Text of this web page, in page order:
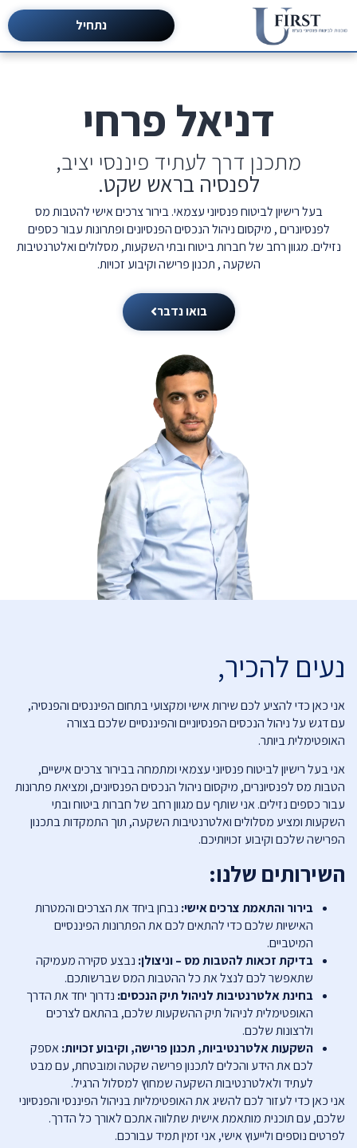
נתחיל
דניאל פרחי
מתכנן דרך לעתיד פיננסי יציב,
לפנסיה בראש שקט.
בעל רישיון לביטוח פנסיוני עצמאי. בירור צרכים אישי להטבות מס
לפנסיונרים , מיקסום ניהול הנכסים הפנסיונים ופתרונות עבור כספים
נזילים. מגוון רחב של חברות ביטוח ובתי השקעות, מסלולים ואלטרנטיבות
השקעה , תכנון פרישה וקיבוע זכויות.
בואו נדבר
נעים להכיר,
אני כאן כדי להציע לכם שירות אישי ומקצועי בתחום הפיננסים והפנסיה,
עם דגש על ניהול הנכסים הפנסיוניים והפיננסיים שלכם בצורה
האופטימלית ביותר.
אני בעל רישיון לביטוח פנסיוני עצמאי ומתמחה בבירור צרכים אישיים,
הטבות מס לפנסיונרים, מיקסום ניהול הנכסים הפנסיונים, ומציאת פתרונות
עבור כספים נזילים. אני שותף עם מגוון רחב של חברות ביטוח ובתי
השקעות ומציע מסלולים ואלטרנטיבות השקעה, תוך התמקדות בתכנון
הפרישה שלכם וקיבוע זכויותיכם.
השירותים שלנו:
בירור והתאמת צרכים אישי: נבחן ביחד את הצרכים והמטרות
האישיות שלכם כדי להתאים לכם את הפתרונות הפיננסיים
המיטביים.
בדיקת זכאות להטבות מס – וניצולן: נבצע סקירה מעמיקה
שתאפשר לכם לנצל את כל ההטבות המס שברשותכם.
בחינת אלטרנטיבות לניהול תיק הנכסים: נדרוך יחד את הדרך
האופטימלית לניהול תיק ההשקעות שלכם, בהתאם לצרכים
ולרצונות שלכם.
השקעות אלטרנטיביות, תכנון פרישה, וקיבוע זכויות:אספק
לכם את הידע והכלים לתכנון פרישה שקטה ומובטחת, עם מבט
לעתיד ולאלטרנטיבות השקעה שמחוץ למסלול הרגיל.
אני כאן כדי לעזור לכם להשיג את האופטימליות בניהול הפיננסי והפנסיוני
שלכם, עם תוכנית מותאמת אישית שתלווה אתכם לאורך כל הדרך.
לפרטים נוספים ולייעוץ אישי, אני זמין תמיד עבורכם.